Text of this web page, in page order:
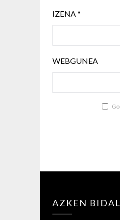
IZENA*
WEBGUNEA
AZKEN